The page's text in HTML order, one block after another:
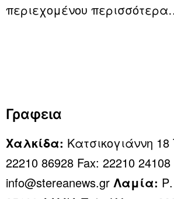
περιεχομένου
Γραφεια
Χαλκίδα: Κατσικογιάννη
22210 86928 Fax: 22210 24108
info@stereanews.gr Λαμία: